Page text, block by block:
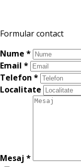
Formular contact
Nume *
Email *
Telefon *
Localitate
Mesaj *